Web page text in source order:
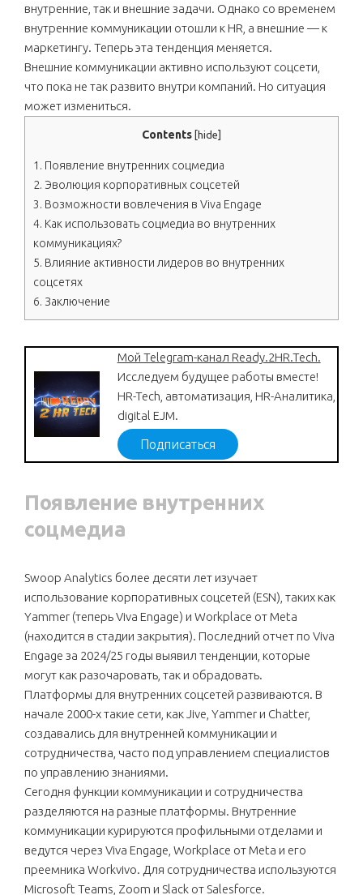
внутренние, так и внешние задачи. Однако со временем
внутренние коммуникации отошли к HR, а внешние — к
маркетингу. Теперь эта тенденция меняется.
Внешние коммуникации активно используют соцсети,
что пока не так развито внутри компаний. Но ситуация
может измениться.
Contents [hide]
1. Появление внутренних соцмедиа
2. Эволюция корпоративных соцсетей
3. Возможности вовлечения в Viva Engage
4. Как использовать соцмедиа во внутренних
коммуникациях?
5. Влияние активности лидеров во внутренних
соцсетях
6. Заключение
Мой Telegram-канал Ready.2HR.Tech.
Исследуем будущее работы вместе!
HR-Tech, автоматизация, HR-Аналитика,
digital EJM.
Подписаться
Появление внутренних
соцмедиа
Swoop Analytics более десяти лет изучает
использование корпоративных соцсетей (ESN), таких как
Yammer (теперь Viva Engage) и Workplace от Meta
(находится в стадии закрытия). Последний отчет по Viva
Engage за 2024/25 годы выявил тенденции, которые
могут как разочаровать, так и обрадовать.
Платформы для внутренних соцсетей развиваются. В
начале 2000-х такие сети, как Jive, Yammer и Chatter,
создавались для внутренней коммуникации и
сотрудничества, часто под управлением специалистов
по управлению знаниями.
Сегодня функции коммуникации и сотрудничества
разделяются на разные платформы. Внутренние
коммуникации курируются профильными отделами и
ведутся через Viva Engage, Workplace от Meta и его
преемника Workvivo. Для сотрудничества используются
Microsoft Teams, Zoom и Slack от Salesforce.